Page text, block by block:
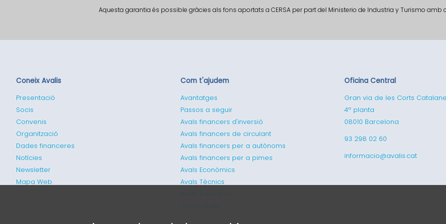
Aquesta garantia és possible gràcies als fons aportats a CERSA per part del Ministerio de Industria y Turismo amb
Coneix Avalis
Presentació
Socis
Convenis
Organització
Dades financeres
Notícies
Newsletter
Mapa Web
Com t'ajudem
Avantatges
Passos a seguir
Avals financers d'inversió
Avals financers de circulant
Avals financers per a autònoms
Avals financers per a pimes
Avals Econòmics
Avals Tècnics
Oficina Central
Gran via de les Corts
4ª planta
08010 Barcelona
93 298 02 60
informacio@avalis.cat